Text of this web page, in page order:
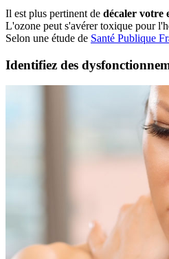
Il est plus pertinent de décaler votre
L'ozone peut s'avérer toxique pour
Selon une étude de Santé Publique
Identifiez des